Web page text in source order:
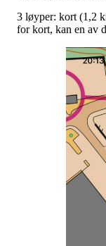
3 løyper: kort (1,2
for kort, kan en av